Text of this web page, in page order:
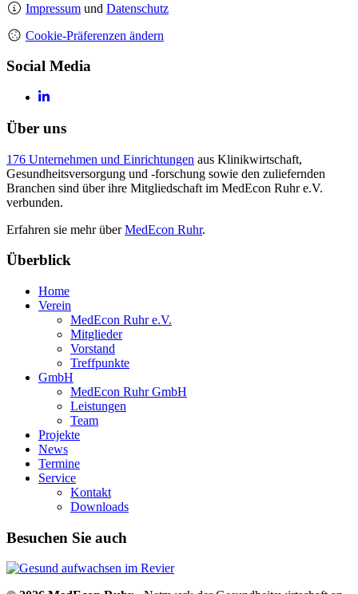
Impressum und Datenschutz
Cookie-Präferenzen ändern
Social Media
Über uns
176 Unternehmen und Einrichtungen aus Klinikwirtschaft,
Gesundheitsversorgung und -forschung sowie den zuliefernden
Branchen sind über ihre Mitgliedschaft im MedEcon Ruhr e.V.
verbunden.
Erfahren sie mehr überMedEcon Ruhr.
Überblick
Home
Verein
MedEcon Ruhr e.V.
Mitglieder
Vorstand
Treffpunkte
GmbH
MedEcon Ruhr GmbH
Leistungen
Team
Projekte
News
Termine
Service
Kontakt
Downloads
Besuchen Sie auch